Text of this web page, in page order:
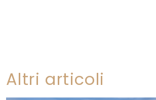
Altri articoli